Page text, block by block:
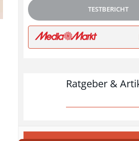
TESTBERICHT
Ratgeber &